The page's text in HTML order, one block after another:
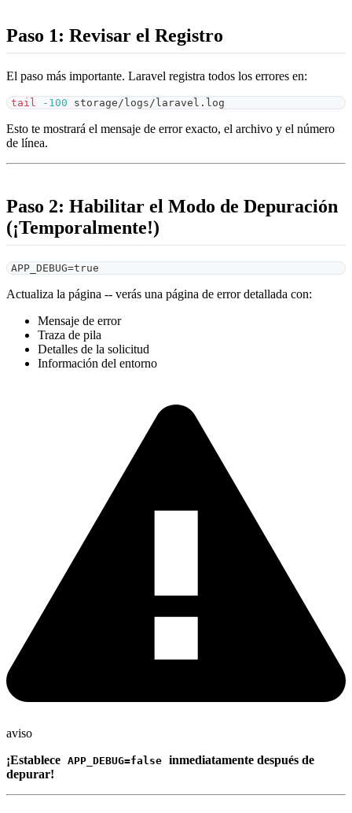
Paso 1: Revisar el Registro
El paso más importante. Laravel registra todos los errores en:
tail -100 storage/logs/laravel.log
Esto te mostrará el mensaje de error exacto, el archivo y el número
de línea.
Paso 2: Habilitar el Modo de Depuración
(¡Temporalmente!)
APP_DEBUG=true
Actualiza la página -- verás una página de error detallada con:
Mensaje de error
Traza de pila
Detalles de la solicitud
Información del entorno
aviso
¡Establece
APP_DEBUG=false inmediatamente después de
depurar!